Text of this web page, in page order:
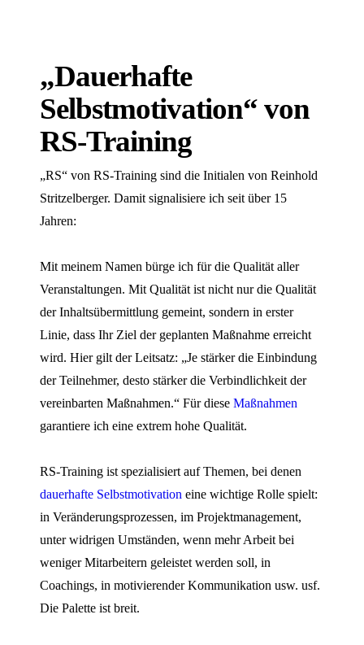
„Dauerhafte
Selbstmotivation“ von
RS-Training
„RS“ von RS-Training sind die Initialen von Reinhold
Stritzelberger. Damit signalisiere ich seit über 15
Jahren:
Mit meinem Namen bürge ich für die Qualität aller
Veranstaltungen. Mit Qualität ist nicht nur die Qualität
der Inhaltsübermittlung gemeint, sondern in erster
Linie, dass Ihr Ziel der geplanten Maßnahme erreicht
wird. Hier gilt der Leitsatz: „Je stärker die Einbindung
der Teilnehmer, desto stärker die Verbindlichkeit der
vereinbarten Maßnahmen.“ Für dieseMaßnahmen
garantiere ich eine extrem hohe Qualität.
RS-Training ist spezialisiert auf Themen, bei denen
dauerhafte Selbstmotivation eine wichtige Rolle spielt:
in Veränderungsprozessen, im Projektmanagement,
unter widrigen Umständen, wenn mehr Arbeit bei
weniger Mitarbeitern geleistet werden soll, in
Coachings, in motivierender Kommunikation usw. usf.
Die Palette ist breit.